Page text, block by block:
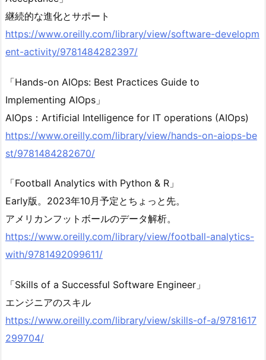
継続的な進化とサポート
https://www.oreilly.com/library/view/software-developm
ent-activity/9781484282397/
「Hands-on AIOps: Best Practices Guide to
Implementing AIOps」
AIOps：Artificial Intelligence for IT operations (AIOps)
https://www.oreilly.com/library/view/hands-on-aiops-be
st/9781484282670/
「Football Analytics with Python & R」
Early版。2023年10月予定とちょっと先。
アメリカンフットボールのデータ解析。
https://www.oreilly.com/library/view/football-analytics-
with/9781492099611/
「Skills of a Successful Software Engineer」
エンジニアのスキル
https://www.oreilly.com/library/view/skills-of-a/9781617
299704/